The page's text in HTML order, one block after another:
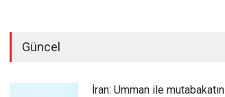
Güncel
İran: Umman ile mutabakatın